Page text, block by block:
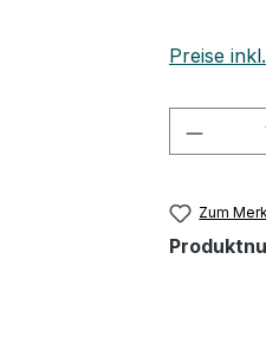
Preise
Zum